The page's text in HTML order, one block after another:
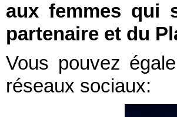
aux femmes qui
partenaire et du
Vous pouvez
réseaux sociaux: